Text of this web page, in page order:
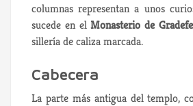
columnas representan a unos
sucede en elMonasterio de
sillería de caliza marcada.
Cabecera
La parte más antigua del templo,